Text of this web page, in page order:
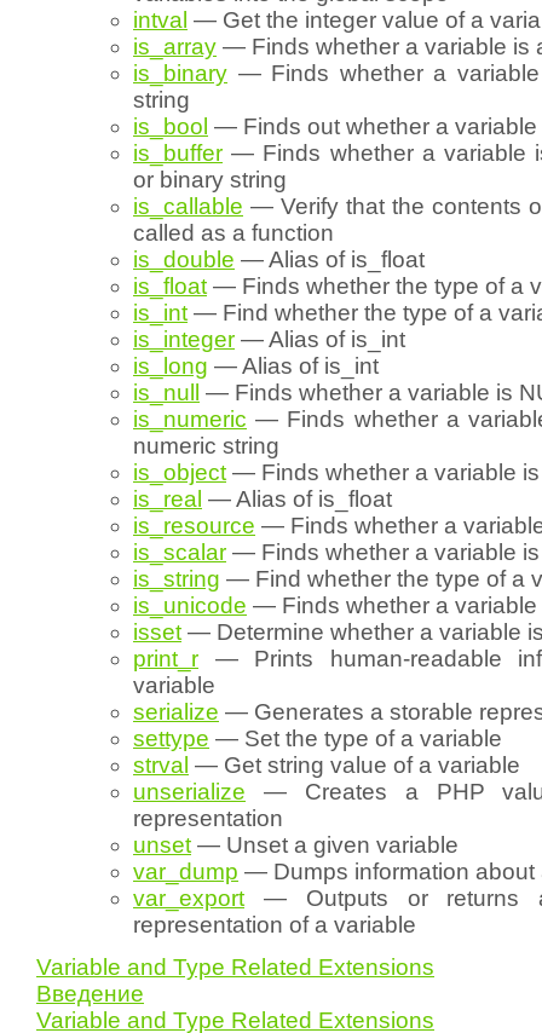
intval — Get the integer value of a
is_array — Finds whether a variable is
is_binary — Finds whether a
string
is_bool — Finds out whether a variable
is_buffer — Finds whether a variable
or binary string
is_callable — Verify that the contents
called as a function
is_double — Alias of is_float
is_float — Finds whether the type of a
is_int — Find whether the type of a
is_integer — Alias of is_int
is_long — Alias of is_int
is_null
— Finds whether a variable is
is_numeric — Finds whether a
numeric string
is_object — Finds whether a variable
is_real — Alias of is_float
is_resource — Finds whether a
is_scalar — Finds whether a variable
is_string — Find whether the type of a
is_unicode — Finds whether a variable
isset — Determine whether a variable
print_r — Prints human-readable
variable
serialize — Generates a storable
settype — Set the type of a variable
strval — Get string value of a variable
unserialize — Creates a PHP
representation
unset — Unset a given variable
var_dump — Dumps information about
var_export — Outputs or returns
representation of a variable
Variable and Type Related Extensions
Введение
Variable and Type Related Extensions